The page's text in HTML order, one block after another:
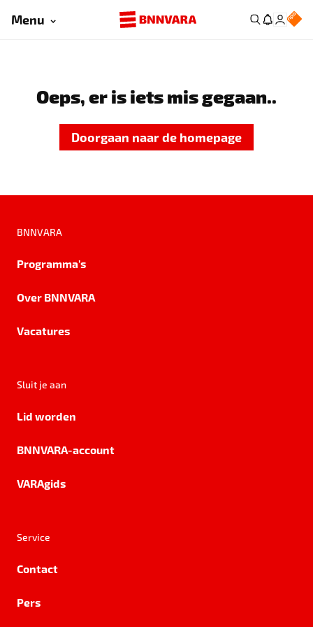
Menu
Oeps, er is iets mis gegaan..
Doorgaan naar de homepage
BNNVARA
Programma's
Over BNNVARA
Vacatures
Sluit je aan
Lid worden
BNNVARA-account
VARAgids
Service
Contact
Pers